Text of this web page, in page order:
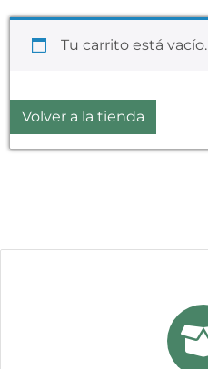
Tu carrito está vacío.
Volver a la tienda